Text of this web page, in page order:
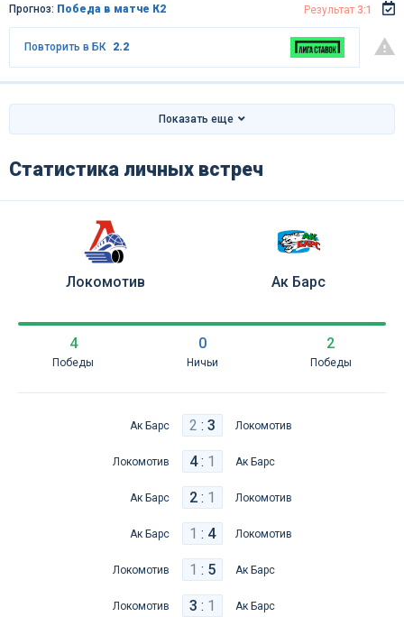
Прогноз: Победа в матче К2 Результат 3:1
Повторить в БК 2.2
Показать еще
Статистика личных встреч
Локомотив
4
Победы
0
Ничьи
2
Победы
Ак Барс
Ак Барс 2 : 3 Локомотив
Локомотив 4: 1 Ак Барс
Ак Барс 2: 1 Локомотив
Ак Барс 1 : 4 Локомотив
Локомотив 1 : 5 Ак Барс
Локомотив 3 : 1 Ак Барс